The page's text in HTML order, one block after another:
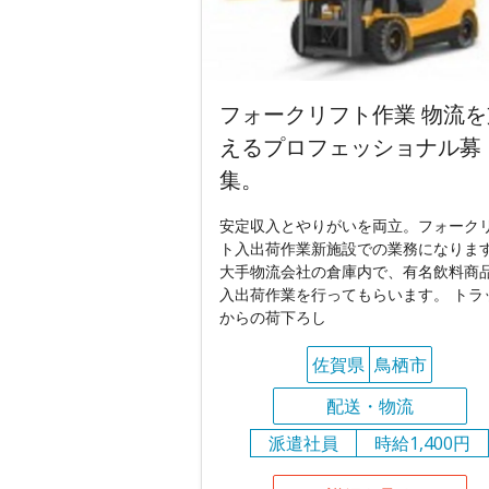
フォークリフト作業 物流
えるプロフェッショナル募
集。
安定収入とやりがいを両立。フォーク
ト入出荷作業新施設での業務になります
大手物流会社の倉庫内で、有名飲料商
入出荷作業を行ってもらいます。 トラ
からの荷下ろし
佐賀県 鳥栖市
配送・物流
派遣社員
時給1,400円